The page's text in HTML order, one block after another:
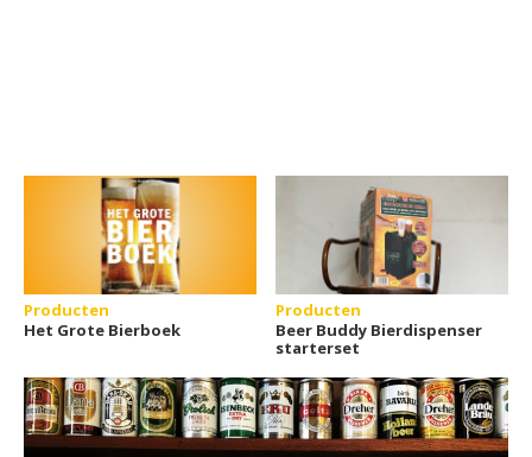
Producten
Het Grote Bierboek
Producten
Beer Buddy Bierdispenser
starterset